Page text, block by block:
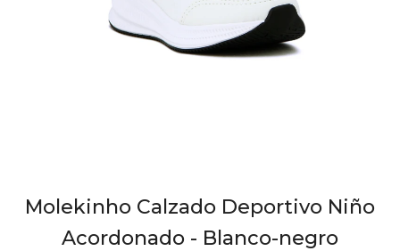
Molekinho Calzado Deportivo Niño
Acordonado - Blanco-negro